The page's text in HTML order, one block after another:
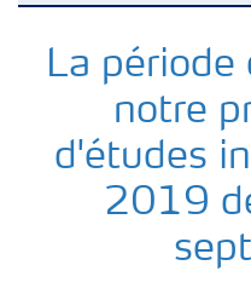
Stages
Diplômés
La période
notre
d'études
2019